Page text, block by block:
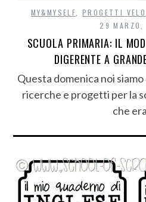
MY&MYSELF PROGETTI
29 MARZO,
SCUOLA PRIMARIA: IL
DIGERENTE A
Questa domenica noi
ricerche e progetti per la
che